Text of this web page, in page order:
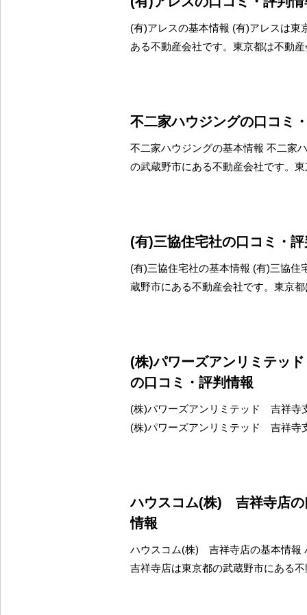
(有)アレスの基本情報 (有)アレスは東
ある不動産会社です。東京都は不動
不二家ハウジングの口コミ
不二家ハウジングの基本情報 不二家
の武蔵野市にある不動産会社です。
(有)三協住宅社の口コミ・
(有)三協住宅社の基本情報 (有)三協住
蔵野市にある不動産会社です。東京
(株)パワーズアンリミテッ
の口コミ・評判情報
(株)パワーズアンリミテッド 吉祥寺
(株)パワーズアンリミテッド 吉祥寺
ハウスコム(株) 吉祥寺店の
情報
ハウスコム(株) 吉祥寺店の基本情
吉祥寺店は東京都の武蔵野市にある